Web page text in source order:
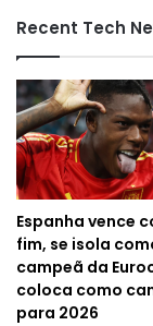
Recent Tech
Espanha vence
fim, se isola
campeã da
coloca como
para 2026